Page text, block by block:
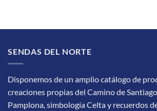
SENDAS DEL NORTE
Disponemos de un amplio catálogo de
creaciones propias del Camino de
Pamplona, simbología Celta y recuerdos